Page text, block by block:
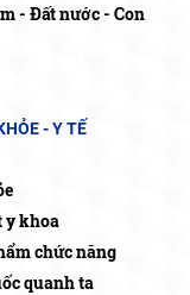
- Đất nước - Con
- Y TẾ
y khoa
chức năng
quanh ta